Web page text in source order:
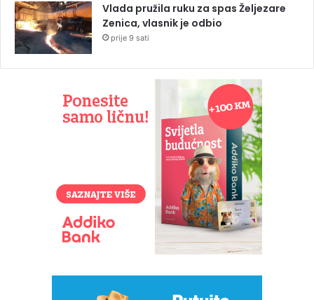
Vlada pružila ruku za spas Željezare
Zenica, vlasnik je odbio
prije 9 sati